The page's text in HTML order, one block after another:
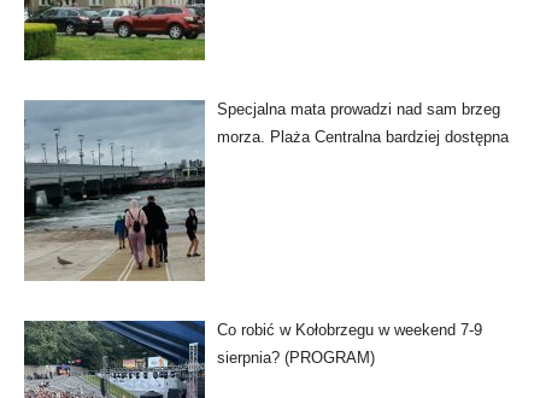
Specjalna mata prowadzi nad sam brzeg
morza. Plaża Centralna bardziej dostępna
Co robić w Kołobrzegu w weekend 7-9
sierpnia? (PROGRAM)